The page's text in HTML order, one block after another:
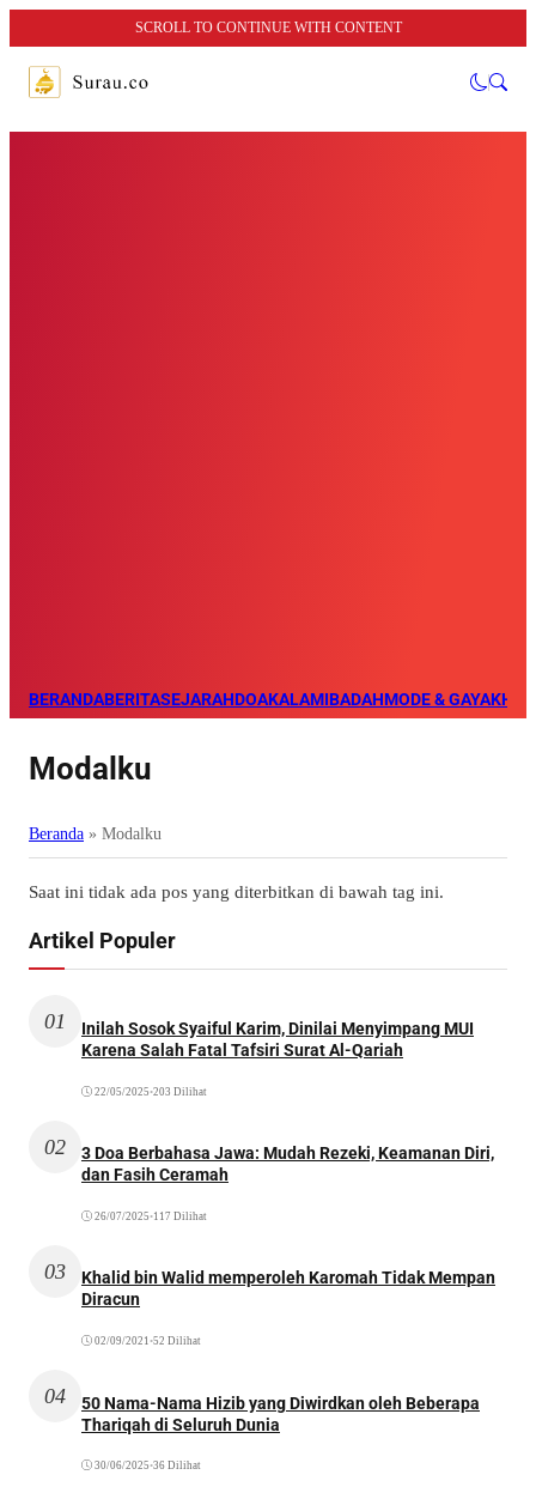
SCROLL TO CONTINUE WITH CONTENT
BERANDABERITASEJARAHDOAKALAMIBADAHMODE & GAYA
Modalku
Beranda » Modalku
Saat ini tidak ada pos yang diterbitkan di bawah tag ini.
Artikel Populer
01
Inilah Sosok Syaiful Karim, Dinilai Menyimpang MUI
Karena Salah Fatal Tafsiri Surat Al-Qariah
22/05/2025 •203 Dilihat
02
3 Doa Berbahasa Jawa: Mudah Rezeki, Keamanan Diri,
dan Fasih Ceramah
26/07/2025 •117 Dilihat
03
Khalid bin Walid memperoleh Karomah Tidak Mempan
Diracun
02/09/2021 •52 Dilihat
04
50 Nama-Nama Hizib yang Diwirdkan oleh Beberapa
Thariqah di Seluruh Dunia
30/06/2025 •36 Dilihat